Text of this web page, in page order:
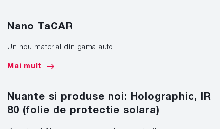
Nano TaCAR
Un nou material din gama auto!
Mai mult
Nuante si produse noi: Holographic, IR
80 (folie de protectie solara)